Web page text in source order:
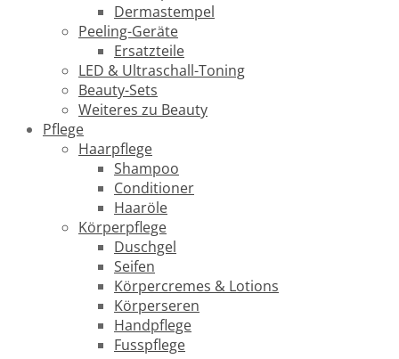
Dermastempel
Peeling-Geräte
Ersatzteile
LED & Ultraschall-Toning
Beauty-Sets
Weiteres zu Beauty
Pflege
Haarpflege
Shampoo
Conditioner
Haaröle
Körperpflege
Duschgel
Seifen
Körpercremes & Lotions
Körperseren
Handpflege
Fusspflege